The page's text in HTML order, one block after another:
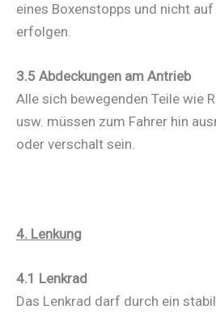
eines Boxenstopps und nicht
erfolgen.
3.5 Abdeckungen am Antrieb
Alle sich bewegenden Teile wie
usw. müssen zum Fahrer hin
oder verschalt sein.
4. Lenkung
4.1 Lenkrad
Das Lenkrad darf durch ein